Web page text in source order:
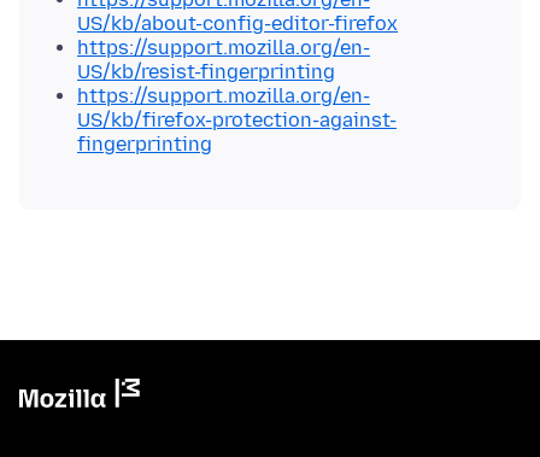
US/kb/about-config-editor-firefox
https://support.mozilla.org/en-
US/kb/resist-fingerprinting
https://support.mozilla.org/en-
US/kb/firefox-protection-against-
fingerprinting